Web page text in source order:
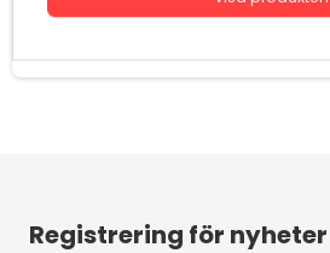
Registrering för nyheter